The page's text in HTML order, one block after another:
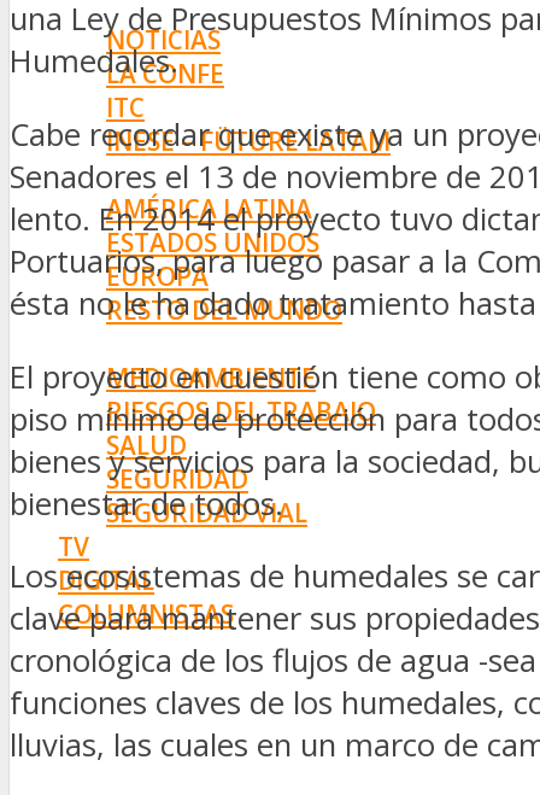
NOTICIAS
LA CONFE
ITC
INESE – FÜTURE LATAM
INTERNACIONALES
AMÉRICA LATINA
ESTADOS UNIDOS
EUROPA
RESTO DEL MUNDO
MEDIOAMBIENTE
RIESGOS DEL TRABAJO
SALUD
SEGURIDAD
SEGURIDAD VIAL
TV
DIGITAL
COLUMNISTAS
ESTADÍSTICAS
una Ley de Presupuestos Mínimos
Humedales.
Cabe recordar que existe ya un
Senadores el 13 de noviembre de
lento. En 2014 el proyecto tuvo
Portuarios, para luego pasar a la
ésta no le ha dado tratamiento
El proyecto en cuestión tiene como
piso mínimo de protección para
bienes y servicios para la sociedad,
bienestar de todos.
Los ecosistemas de humedales se
clave para mantener sus
cronológica de los flujos de agua -
funciones claves de los humedales,
lluvias, las cuales en un marco de